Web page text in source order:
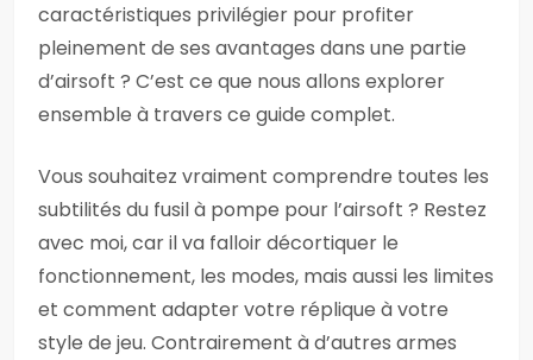
caractéristiques privilégier pour profiter
pleinement de ses avantages dans une partie
d’airsoft ? C’est ce que nous allons explorer
ensemble à travers ce guide complet.
Vous souhaitez vraiment comprendre toutes les
subtilités du fusil à pompe pour l’airsoft ? Restez
avec moi, car il va falloir décortiquer le
fonctionnement, les modes, mais aussi les limites
et comment adapter votre réplique à votre
style de jeu. Contrairement à d’autres armes